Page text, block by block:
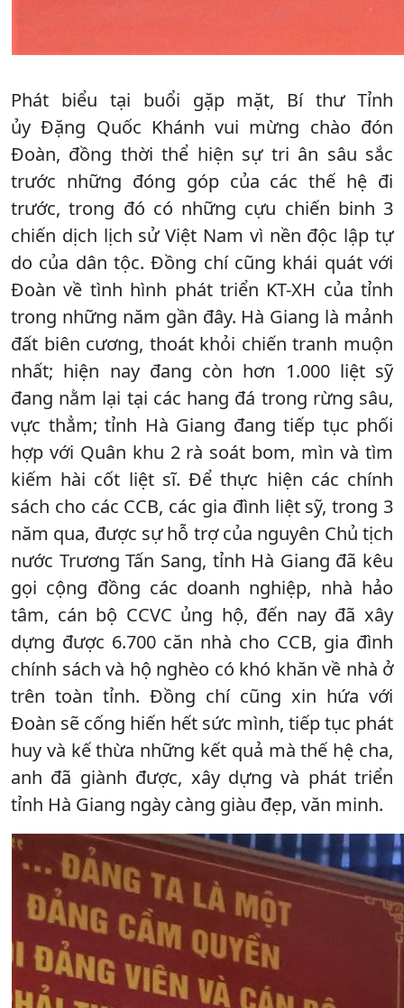
Phát biểu tại buổi gặp mặt, Bí thư Tỉnh
ủy Đặng Quốc Khánh vui mừng chào đón
Đoàn, đồng thời thể hiện sự tri ân sâu sắc
trước những đóng góp của các thế hệ đi
trước, trong đó có những cựu chiến binh 3
chiến dịch lịch sử Việt Nam vì nền độc lập tự
do của dân tộc. Đồng chí cũng khái quát với
Đoàn về tình hình phát triển KT-XH của tỉnh
trong những năm gần đây. Hà Giang là mảnh
đất biên cương, thoát khỏi chiến tranh muộn
nhất; hiện nay đang còn hơn 1.000 liệt sỹ
đang nằm lại tại các hang đá trong rừng sâu,
vực thẳm; tỉnh Hà Giang đang tiếp tục phối
hợp với Quân khu 2 rà soát bom, mìn và tìm
kiếm hài cốt liệt sĩ. Để thực hiện các chính
sách cho các CCB, các gia đình liệt sỹ, trong 3
năm qua, được sự hỗ trợ của nguyên Chủ tịch
nước Trương Tấn Sang, tỉnh Hà Giang đã kêu
gọi cộng đồng các doanh nghiệp, nhà hảo
tâm, cán bộ CCVC ủng hộ, đến nay đã xây
dựng được 6.700 căn nhà cho CCB, gia đình
chính sách và hộ nghèo có khó khăn về nhà ở
trên toàn tỉnh. Đồng chí cũng xin hứa với
Đoàn sẽ cống hiến hết sức mình, tiếp tục phát
huy và kế thừa những kết quả mà thế hệ cha,
anh đã giành được, xây dựng và phát triển
tỉnh Hà Giang ngày càng giàu đẹp, văn minh.